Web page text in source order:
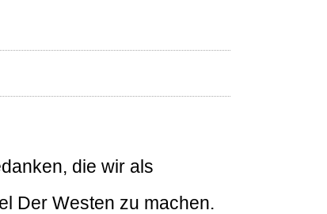
die wir als
Der Westen zu machen.